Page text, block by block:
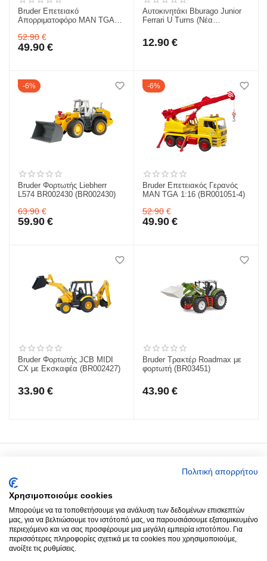
Bruder Επετειακό
Απορριματοφόρο MAN TGA
52.90 €
49.90 €
Αυτοκινητάκι Bburago Junior
Ferrari U Turns (Νέα
85303
12.90 €
6%
Bruder Φορτωτής Liebherr
L574 BR002430 (BR002430)
63.90 €
59.90 €
6%
Bruder Επετειακός Γερανός
MAN TGA 1:16 (BR001051-4)
52.90 €
49.90 €
Bruder Φορτωτής JCB MIDI
CX με Eκσκαφέα (BR002427)
33.90 €
Bruder Τρακτέρ Roadmax με
φορτωτή (BR03451)
43.90 €
Around you
Παραγγελίες
Πολιτική απορρήτου
Χρησιμοποιούμε cookies
Μπορούμε να τα τοποθετήσουμε για ανάλυση των δεδομένων επισκεπτών
μας, για να βελτιώσουμε τον ιστότοπό μας, να παρουσιάσουμε εξατομικευμένο
περιεχόμενο και να σας προσφέρουμε μια μεγάλη εμπειρία ιστοτόπου. Για
περισσότερες πληροφορίες σχετικά με τα cookies που χρησιμοποιούμε,
ανοίξτε τις ρυθμίσεις.